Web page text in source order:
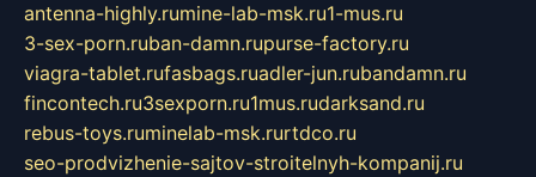
antenna-highly.rumine-lab-msk.ru1-mus.ru
3-sex-porn.ruban-damn.rupurse-factory.ru
viagra-tablet.rufasbags.ruadler-jun.rubandamn.ru
fincontech.ru3sexporn.ru1mus.rudarksand.ru
rebus-toys.ruminelab-msk.rurtdco.ru
seo-prodvizhenie-sajtov-stroitelnyh-kompanij.ru